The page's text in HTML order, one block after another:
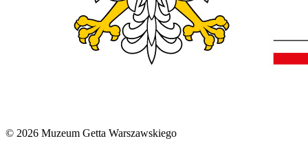
© 2026 Muzeum Getta Warszawskiego